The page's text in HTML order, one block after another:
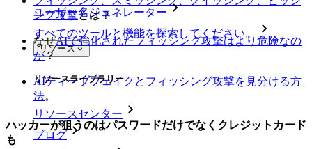
ユーザー名ジェネレーター
すべてのツールと機能を探索してください。
リソース
リソースライブラリー
リソースセンター
ブログ
ング攻撃とは？
なぜAIで強化されたフィッシング攻撃はより危険なの
か？
AIディープフェイクとフィッシング攻撃を見分ける方
法。
ハッカーが狙うのはパスワードだけでなくクレジットカード
も